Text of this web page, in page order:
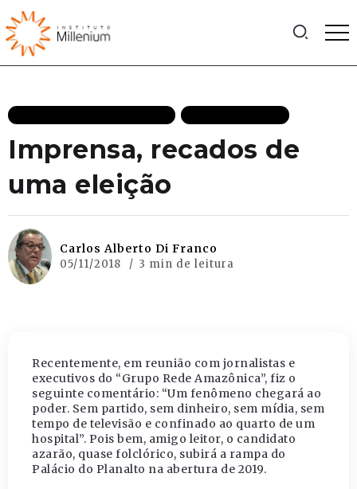
Imprensa, recados de
uma eleição
Carlos Alberto Di Franco
05/11/2018 3 min de leitura
Recentemente, em reunião com jornalistas e
executivos do “Grupo Rede Amazônica”, fiz o
seguinte comentário: “Um fenômeno chegará ao
poder. Sem partido, sem dinheiro, sem mídia, sem
tempo de televisão e confinado ao quarto de um
hospital”. Pois bem, amigo leitor, o candidato
azarão, quase folclórico, subirá a rampa do
Palácio do Planalto na abertura de 2019.